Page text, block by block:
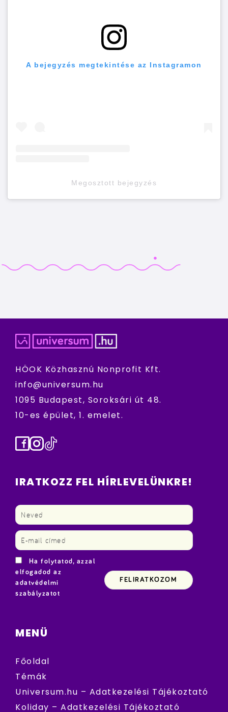
A bejegyzés megtekintése az Instagramon
Megosztott bejegyzés
HÖOK Közhasznú Nonprofit Kft.
info@universum.hu
1095 Budapest, Soroksári út 48.
10-es épület, 1. emelet.
Facebook
Instagram
TikTok
IRATKOZZ FEL HÍRLEVELÜNKRE!
Ha folytatod, azzal
elfogadod az
adatvédelmi
szabályzatot
MENÜ
Főoldal
Témák
Universum.hu – Adatkezelési Tájékoztató
Koliday – Adatkezelési Tájékoztató